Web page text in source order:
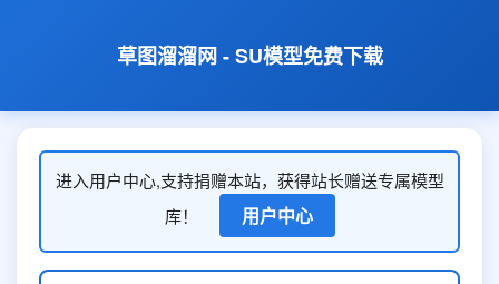
草图溜溜网 - SU模型免费下载
进入用户中心,支持捐赠本站，获得站长赠送专属模型
库！
用户中心